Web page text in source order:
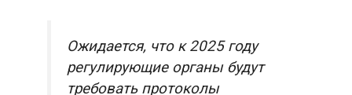
Ожидается, что к 2025 году
регулирующие органы будут
требовать протоколы